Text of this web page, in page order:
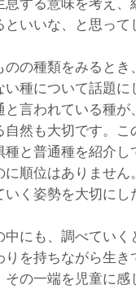
息する意味を考え、
といいな、と思って
のの種類をみるとき
種について話題に
と言われている種が
自然も大切です。こ
種と普通種を紹介し
に順位はありません
いく姿勢を大切にし
中にも、調べていく
りを持ちながら生き
その一端を児童に感